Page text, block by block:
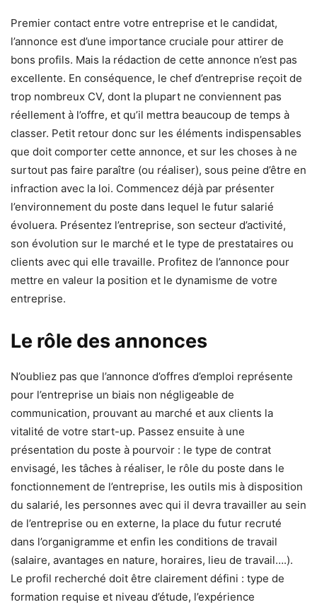
Premier contact entre votre entreprise et le candidat,
l’annonce est d’une importance cruciale pour attirer de
bons profils. Mais la rédaction de cette annonce n’est pas
excellente. En conséquence, le chef d’entreprise reçoit de
trop nombreux CV, dont la plupart ne conviennent pas
réellement à l’offre, et qu’il mettra beaucoup de temps à
classer. Petit retour donc sur les éléments indispensables
que doit comporter cette annonce, et sur les choses à ne
surtout pas faire paraître (ou réaliser), sous peine d’être en
infraction avec la loi. Commencez déjà par présenter
l’environnement du poste dans lequel le futur salarié
évoluera. Présentez l’entreprise, son secteur d’activité,
son évolution sur le marché et le type de prestataires ou
clients avec qui elle travaille. Profitez de l’annonce pour
mettre en valeur la position et le dynamisme de votre
entreprise.
Le rôle des annonces
N’oubliez pas que l’annonce d’offres d’emploi représente
pour l’entreprise un biais non négligeable de
communication, prouvant au marché et aux clients la
vitalité de votre start-up. Passez ensuite à une
présentation du poste à pourvoir : le type de contrat
envisagé, les tâches à réaliser, le rôle du poste dans le
fonctionnement de l’entreprise, les outils mis à disposition
du salarié, les personnes avec qui il devra travailler au sein
de l’entreprise ou en externe, la place du futur recruté
dans l’organigramme et enfin les conditions de travail
(salaire, avantages en nature, horaires, lieu de travail….).
Le profil recherché doit être clairement défini : type de
formation requise et niveau d’étude, l’expérience